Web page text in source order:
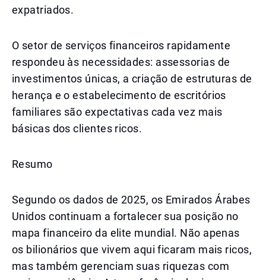
expatriados.
O setor de serviços financeiros rapidamente
respondeu às necessidades: assessorias de
investimentos únicas, a criação de estruturas de
herança e o estabelecimento de escritórios
familiares são expectativas cada vez mais
básicas dos clientes ricos.
Resumo
Segundo os dados de 2025, os Emirados Árabes
Unidos continuam a fortalecer sua posição no
mapa financeiro da elite mundial. Não apenas
os bilionários que vivem aqui ficaram mais ricos,
mas também gerenciam suas riquezas com